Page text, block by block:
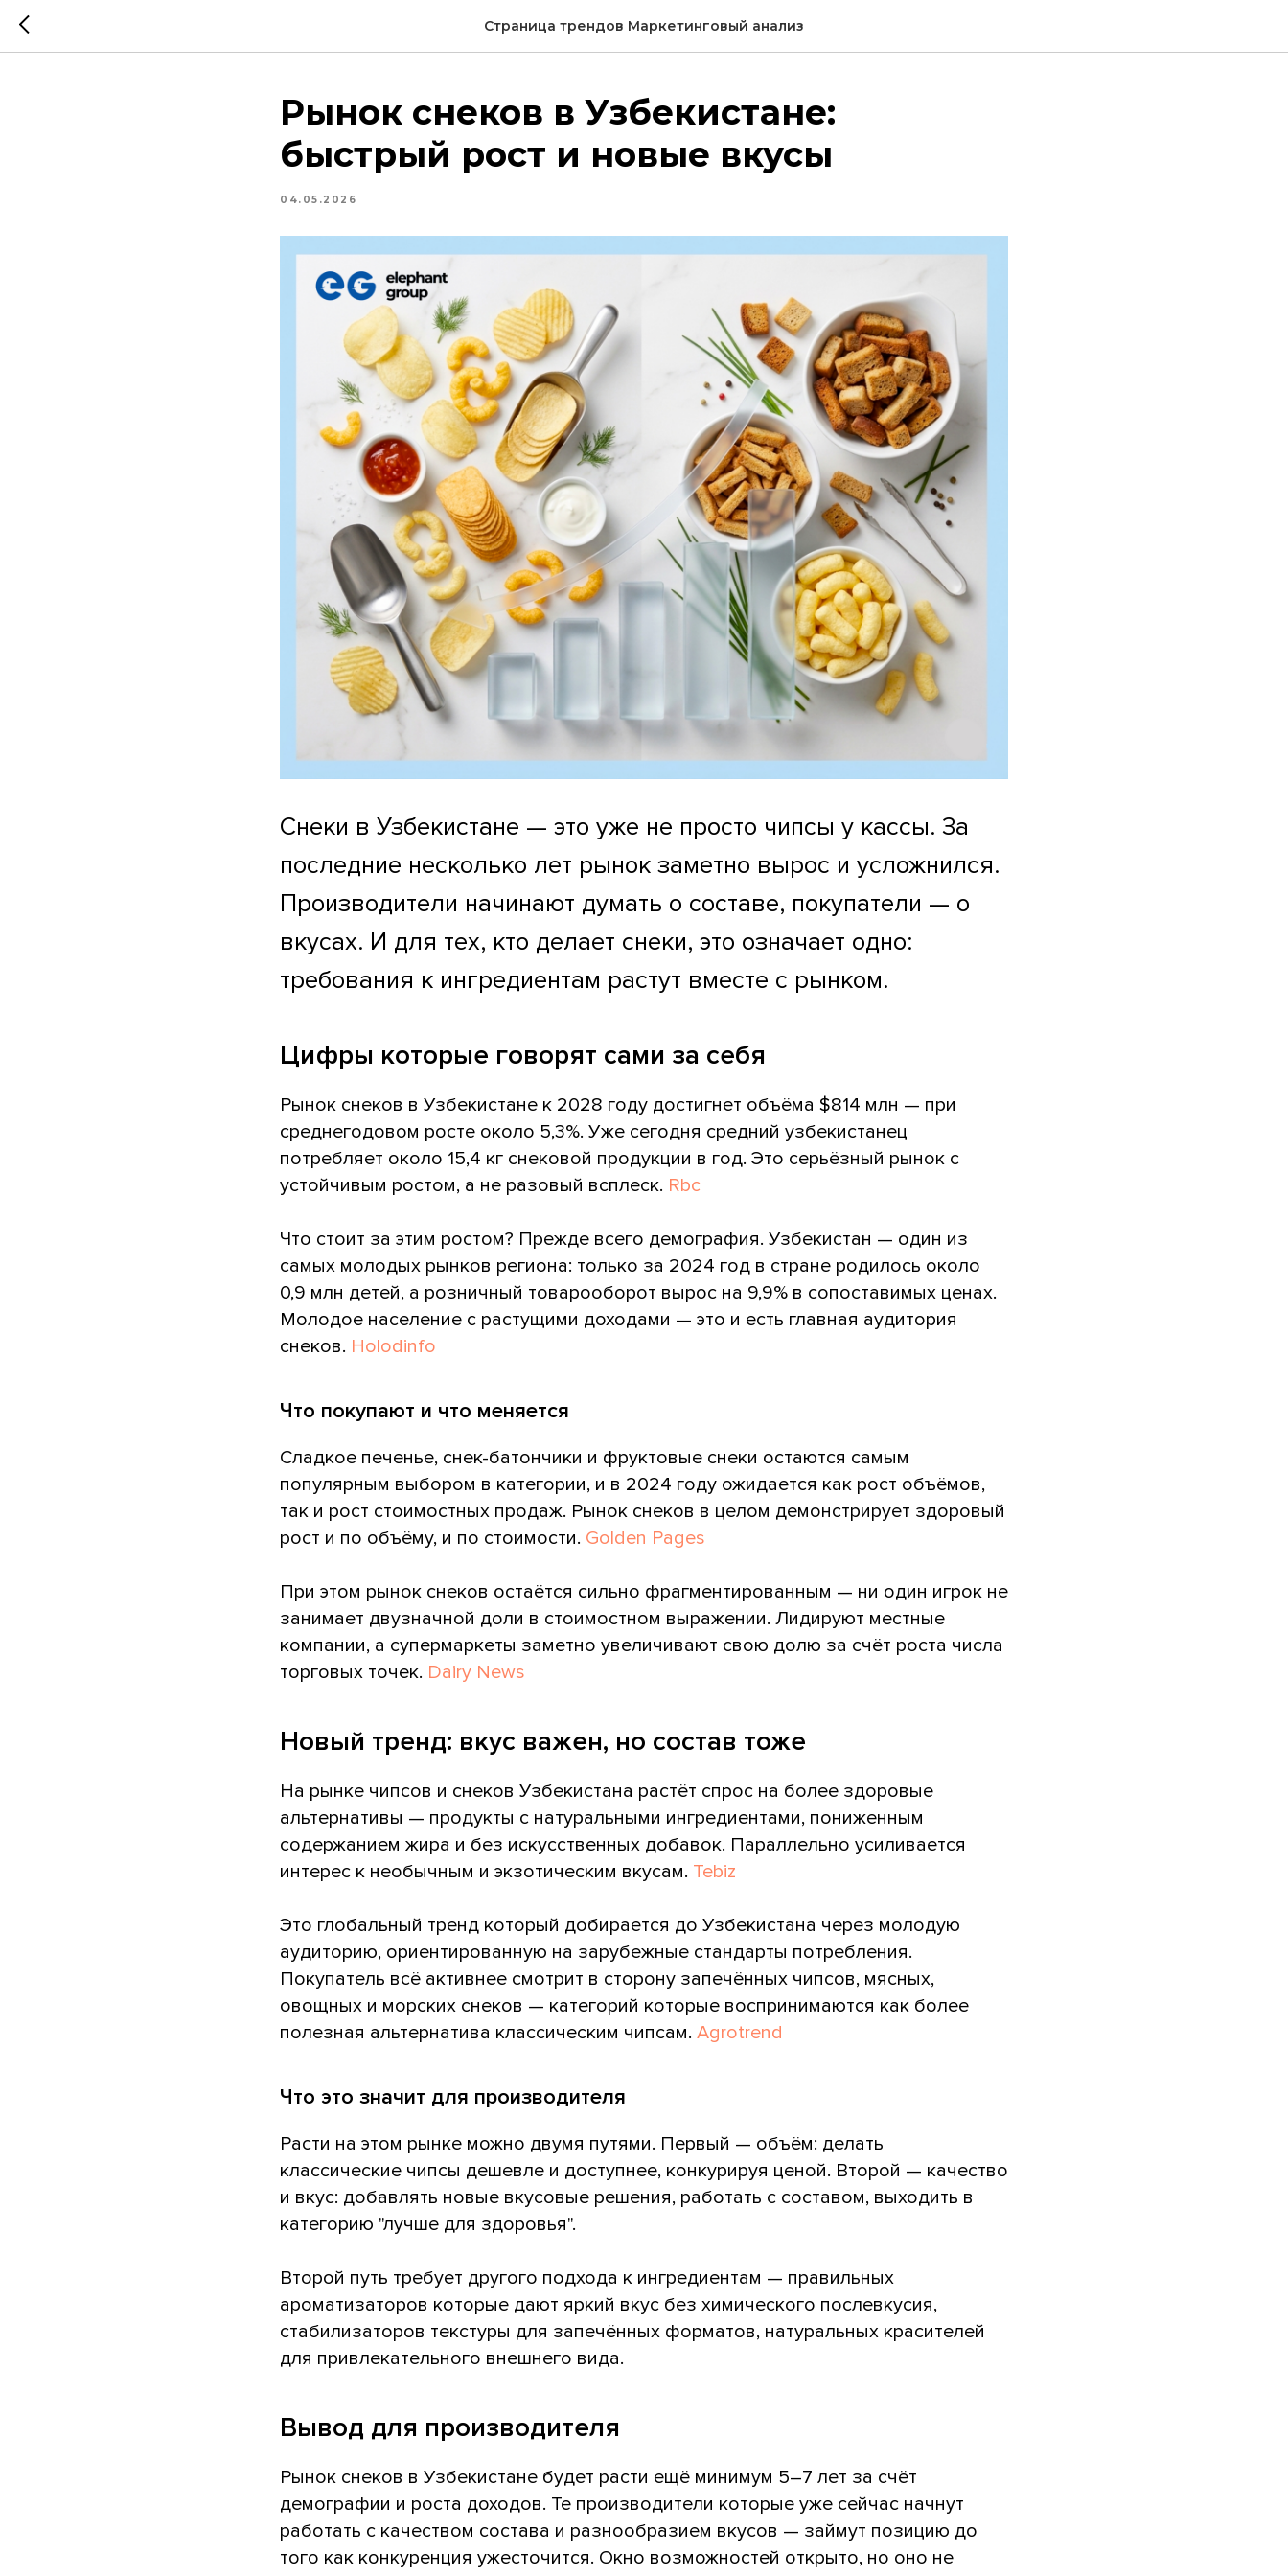
Страница трендов Маркетинговый анализ
Рынок снеков в Узбекистане:
быстрый рост и новые вкусы
04.05.2026
Снеки в Узбекистане — это уже не просто чипсы у кассы. За
последние несколько лет рынок заметно вырос и усложнился.
Производители начинают думать о составе, покупатели — о
вкусах. И для тех, кто делает снеки, это означает одно:
требования к ингредиентам растут вместе с рынком.
Цифры которые говорят сами за себя
Рынок снеков в Узбекистане к 2028 году достигнет объёма $814 млн — при
среднегодовом росте около 5,3%. Уже сегодня средний узбекистанец
потребляет около 15,4 кг снековой продукции в год. Это серьёзный рынок с
устойчивым ростом, а не разовый всплеск. Rbc
Что стоит за этим ростом? Прежде всего демография. Узбекистан — один из
самых молодых рынков региона: только за 2024 год в стране родилось около
0,9 млн детей, а розничный товарооборот вырос на 9,9% в сопоставимых ценах.
Молодое население с растущими доходами — это и есть главная аудитория
снеков. Holodinfo
Что покупают и что меняется
Сладкое печенье, снек-батончики и фруктовые снеки остаются самым
популярным выбором в категории, и в 2024 году ожидается как рост объёмов,
так и рост стоимостных продаж. Рынок снеков в целом демонстрирует здоровый
рост и по объёму, и по стоимости. Golden Pages
При этом рынок снеков остаётся сильно фрагментированным — ни один игрок не
занимает двузначной доли в стоимостном выражении. Лидируют местные
компании, а супермаркеты заметно увеличивают свою долю за счёт роста числа
торговых точек. Dairy News
Новый тренд: вкус важен, но состав тоже
На рынке чипсов и снеков Узбекистана растёт спрос на более здоровые
альтернативы — продукты с натуральными ингредиентами, пониженным
содержанием жира и без искусственных добавок. Параллельно усиливается
интерес к необычным и экзотическим вкусам. Tebiz
Это глобальный тренд который добирается до Узбекистана через молодую
аудиторию, ориентированную на зарубежные стандарты потребления.
Покупатель всё активнее смотрит в сторону запечённых чипсов, мясных,
овощных и морских снеков — категорий которые воспринимаются как более
полезная альтернатива классическим чипсам. Agrotrend
Что это значит для производителя
Расти на этом рынке можно двумя путями. Первый — объём: делать
классические чипсы дешевле и доступнее, конкурируя ценой. Второй — качество
и вкус: добавлять новые вкусовые решения, работать с составом, выходить в
категорию "лучше для здоровья".
Второй путь требует другого подхода к ингредиентам — правильных
ароматизаторов которые дают яркий вкус без химического послевкусия,
стабилизаторов текстуры для запечённых форматов, натуральных красителей
для привлекательного внешнего вида.
Вывод для производителя
Рынок снеков в Узбекистане будет расти ещё минимум 5–7 лет за счёт
демографии и роста доходов. Те производители которые уже сейчас начнут
работать с качеством состава и разнообразием вкусов — займут позицию до
того как конкуренция ужесточится. Окно возможностей открыто, но оно не